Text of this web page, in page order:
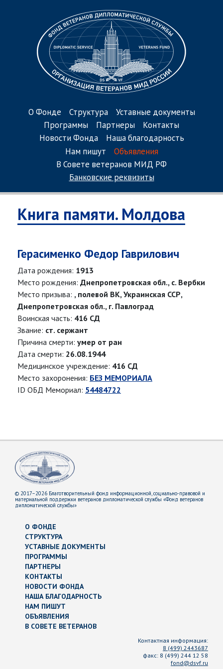
О Фонде Структура
Уставные документы
Программы
Партнеры
Контакты
Новости Фонда
Наша благодарность
Нам пишут
Объявления
В Совете ветеранов МИД РФ
Банковские реквизиты
Книга памяти. Молдова
Герасименко Федор Гаврилович
Дата рождения: 1913
Место рождения: Днепропетровская обл., с. Вербки
Место призыва: , полевой ВК, Украинская ССР,
Днепропетровская обл., г. Павлоград
Воинская часть: 416 СД
Звание: ст. сержант
Причина смерти: умер от ран
Дата смерти: 26.08.1944
Медицинское учреждение: 416 СД
Место захоронения: БЕЗ МЕМОРИАЛА
ID ОБД Мемориал: 54484722
© 2017–2026 Благотворительный фонд информационной, социально-правовой и
материальной поддержки ветеранов дипломатической службы «Фонд ветеранов
дипломатической службы»
О ФОНДЕ
СТРУКТУРА
УСТАВНЫЕ ДОКУМЕНТЫ
ПРОГРАММЫ
ПАРТНЕРЫ
КОНТАКТЫ
НОВОСТИ ФОНДА
НАША БЛАГОДАРНОСТЬ
НАМ ПИШУТ
ОБЪЯВЛЕНИЯ
В СОВЕТЕ ВЕТЕРАНОВ
Контактная информация:
8 (499) 2443687
факс: 8 (499) 244 12 58
fond@dsvf.ru